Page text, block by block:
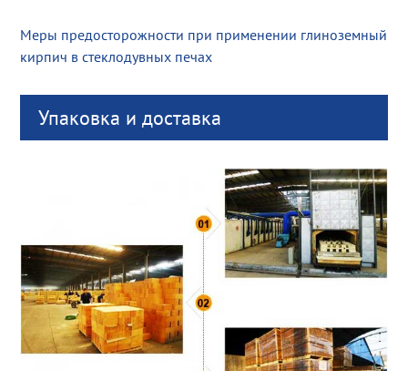
Меры предосторожности при применении глиноземный
кирпич в стеклодувных печах
Упаковка и доставка